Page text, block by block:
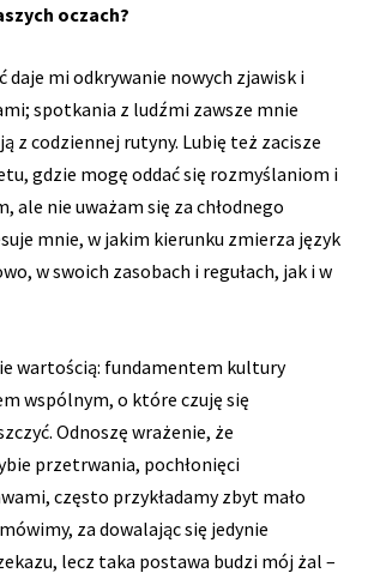
oczach?
daje mi odkrywanie nowych zjawisk i
spotkania z ludźmi zawsze mnie
z codziennej rutyny. Lubię też zacisze
gdzie mogę oddać się rozmyślaniom i
ale nie uważam się za chłodnego
mnie, w jakim kierunku zmierza język
w swoich zasobach i regułach, jak i w
wartością: fundamentem kultury
wspólnym, o które czuję się
Odnoszę wrażenie, że
przetrwania, pochłonięci
często przykładamy zbyt mało
za dowalając się jedynie
lecz taka postawa budzi mój żal –